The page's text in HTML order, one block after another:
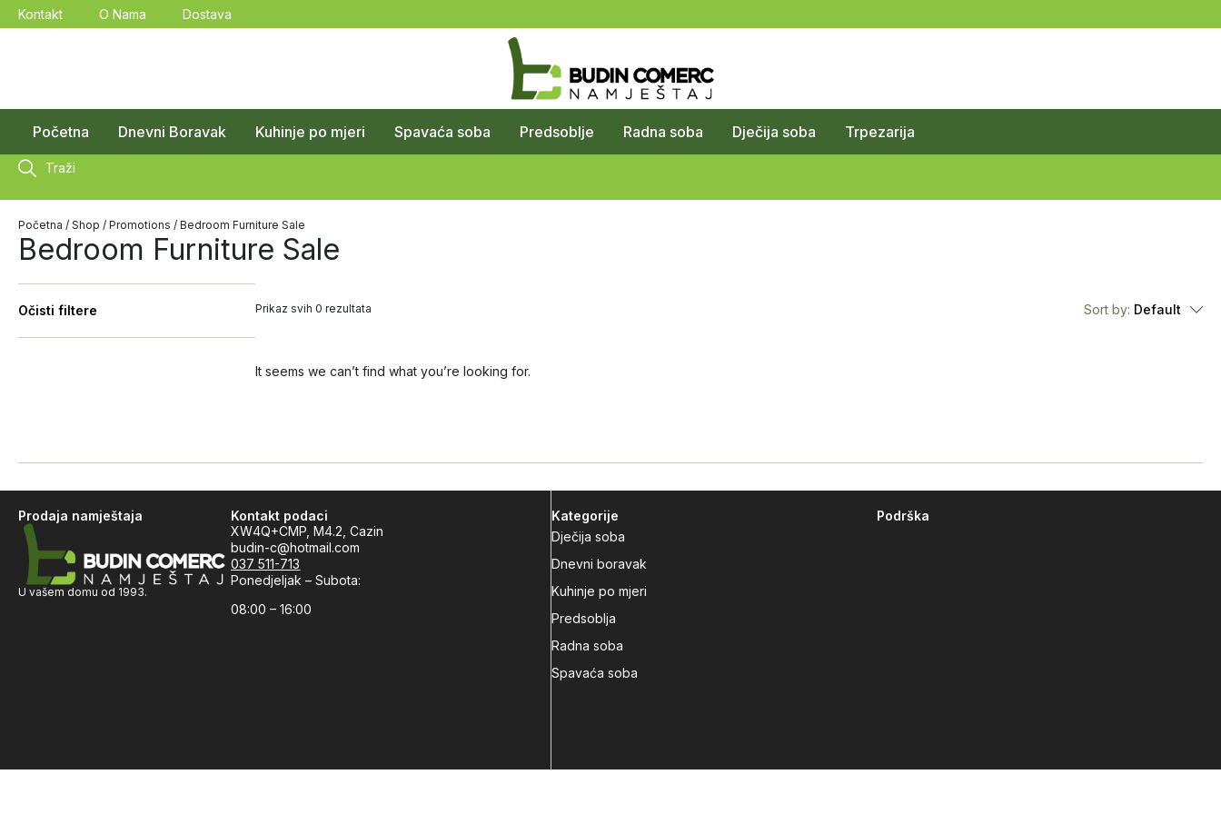
Kontakt O Nama Dostava
Početna Dnevni Boravak Kuhinje po mjeri Spavaća soba Predsoblje Radna soba Dječija soba Trpezarija
Traži
Početna / Shop / Promotions / Bedroom Furniture Sale
Bedroom Furniture Sale
Očisti filtere Sort by: Default
It seems we can’t find what you’re looking for.
Prikaz svih 0 rezultata
Prodaja namještaja
U vašem domu od 1993.
Kontakt podaci
XW4Q+CMP, M4.2, Cazin
budin-c@hotmail.com
037 511-713
Ponedjeljak – Subota:
08:00 – 16:00
Kategorije
Dječija soba
Dnevni boravak
Kuhinje po mjeri
Predsoblja
Radna soba
Spavaća soba
Podrška